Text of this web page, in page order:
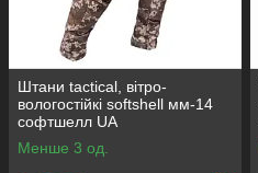
Штани tactical, вітро-
вологостійкі softshell мм-14
софтшелл UA
Менше 3 од.